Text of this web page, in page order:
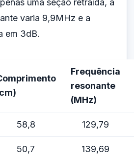
uma seção retraída, a
varia 9,9MHz e a
em 3dB.
Frequência
resonante
(MHz)
58,8 129,79
50,7 139,69